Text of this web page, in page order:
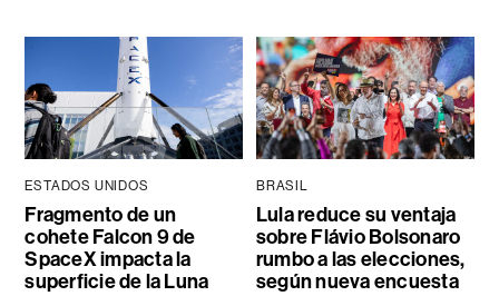
ESTADOS UNIDOS
Fragmento de un
cohete Falcon 9 de
SpaceX impacta la
superficie de la Luna
BRASIL
Lula reduce su ventaja
sobre Flávio Bolsonaro
rumbo a las elecciones,
según nueva encuesta